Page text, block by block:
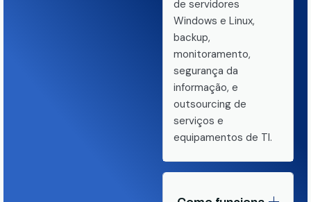
de servidores
Windows e Linux,
backup,
monitoramento,
segurança da
informação, e
outsourcing de
serviços e
equipamentos de TI.